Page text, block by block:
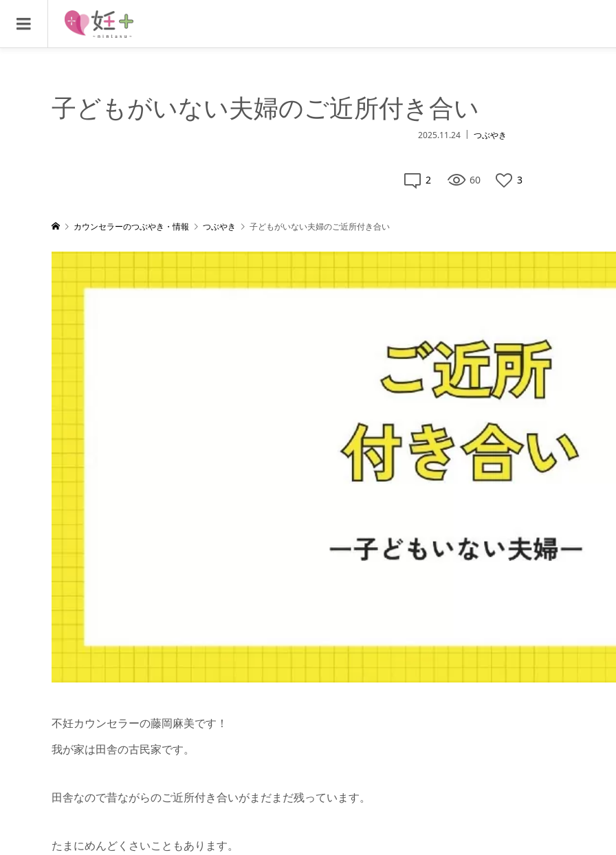
子どもがいない夫婦のご近所付き合い
2025.11.24 つぶやき
2 60 3
カウンセラーのつぶやき・情報 つぶやき 子どもがいない夫婦のご近所付き合い
不妊カウンセラーの藤岡麻美です！
我が家は田舎の古民家です。
田舎なので昔ながらのご近所付き合いがまだまだ残っています。
たまにめんどくさいこともあります。